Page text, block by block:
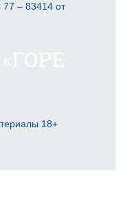
– 83414 от
18+